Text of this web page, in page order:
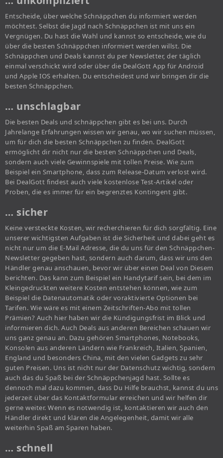
Entscheide, über welche Schnäppchen du informiert werden
möchtest. Selbst die Jagd nach Schnäppchen ist mit uns ein
Vergnügen. Du hast die Wahl und kannst so entscheide, wie du
über die besten Schnäppchen informiert werden willst. Die
Schnäppchen und Deals kannst du per Newsletter, der täglich
einmal verschickt wird oder über die DealGott App für Android
und Apple IOS erhalten. Du entscheidest und wir bringen dir die
besten Schnäppchen.
… unschlagbar
Die besten Deals und schnäppchen gibt es bei uns. Durch
Jahrelange Erfahrungen wissen wir genau, wo wir suchen müssen,
um für dich die besten Schnäppchen zu finden. DealGott
ermöglicht dir nicht nur die besten Schnäppchen und Deals,
sondern auch viele Gewinnspiele mit tollen Preise. Wie zum
Beispiel ein Smartphone, dass zum Release-Datum verlost wird.
Bei DealGott findest auch viele kostenlose Test-Artikel oder
Proben, die es immer für ein begrenztes Kontingent gibt.
… sicher
Keine versteckte Kosten, wir recherchieren für dich sorgfältig. Eine
unserer wichtigsten Aufgaben ist die Sicherheit und dabei geht es
nicht nur um die E-Mail Adresse, die du uns für den Schnäppchen-
Newsletter gegeben hast, sondern auch darum, dass wir uns den
Händler genau anschauen, bevor wir über einen Deal von Diesem
berichten. Das kann zum Beispiel ein Handytarif sein, bei dem im
Kleingedruckten weitere Kosten entstehen können, wie zum
Beispiel die Datenautomatik oder voraktivierte Optionen bei
Tarifen. Wie wäre es mit einem Zeitschriften-Abo mit tollen
Prämien? Auch hier haben wir die Kündigungsfrist im Blick und
informieren dich. Auch Deals aus anderen Bereichen schauen wir
uns ganz genau an. Dazu gehören Smartphones, Notebooks,
Konsolen aus anderen Ländern wie Frankreich, Italien, Spanien,
England und besonders China, mit den vielen Gadgets zu sehr
guten Preisen. Uns ist nicht nur der Datenschutz wichtig, sondern
auch das du Spaß bei der Schnäppchenjagd hast. Sollte es
dennoch mal dazu kommen, dass Du Hilfe brauchst, kannst du uns
jederzeit über das Kontaktformular erreichen und wir helfen dir
gerne weiter. Wenn es notwendig ist, kontaktieren wir auch den
Händler direkt und klären die Angelegenheit, damit wir alle
weiterhin Spaß am Sparen haben.
… schnell